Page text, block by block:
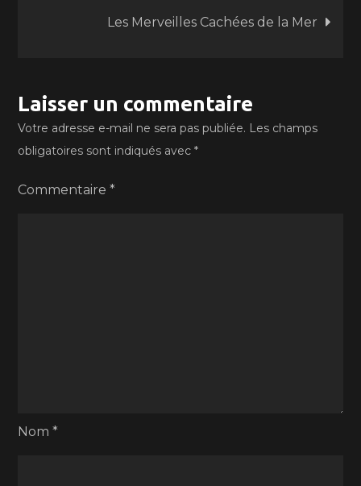
l’articleLes Merveilles Cachées de la Mer
Laisser un commentaire
Votre adresse e-mail ne sera pas publiée. Les champs
obligatoires sont indiqués avec*
Commentaire*
Nom*